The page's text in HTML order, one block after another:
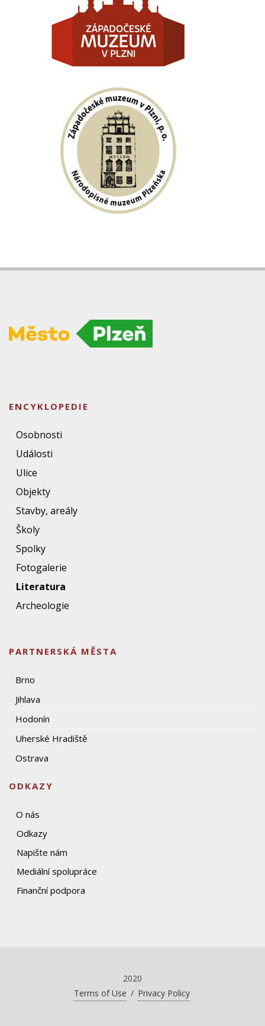
ENCYKLOPEDIE
Osobnosti
Události
Ulice
Objekty
Stavby, areály
Školy
Spolky
Fotogalerie
Literatura
Archeologie
PARTNERSKÁ MĚSTA
Brno
Jihlava
Hodonín
Uherské Hradiště
Ostrava
ODKAZY
O nás
Odkazy
Napište nám
Mediální spolupráce
Finanční podpora
2020
Terms of Use / Privacy Policy